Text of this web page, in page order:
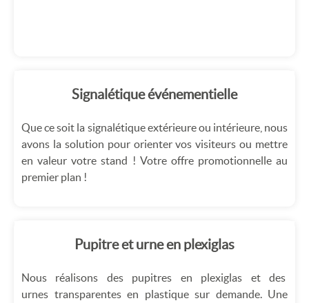
Signalétique événementielle
Que ce soit la signalétique extérieure ou intérieure, nous
avons la solution pour orienter vos visiteurs ou mettre
en valeur votre stand ! Votre offre promotionnelle au
premier plan !
Pupitre et urne en plexiglas
Nous réalisons des pupitres en plexiglas et des
urnes transparentes en plastique sur demande. Une